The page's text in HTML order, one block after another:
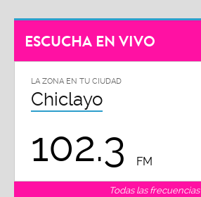
ESCUCHA EN VIVO
98.7
Todas las frecuencias